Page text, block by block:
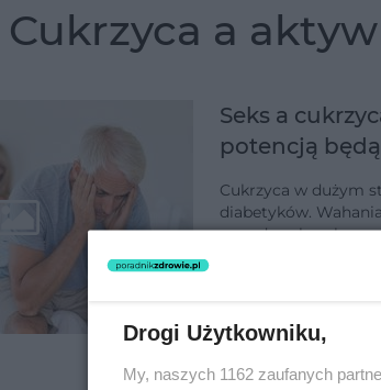
cukrzyca a
Seks a
potencją
Cukrzyca w dużym
diabetyków.
popędu
Drogi Użytkowniku,
My, naszych 1162 zaufanych